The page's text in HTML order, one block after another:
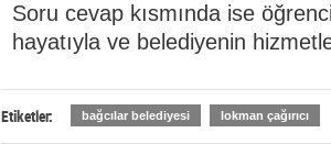
Soru cevap kısmında ise
hayatıyla ve belediyenin
Etiketler: bağcılar belediyesi lokman çağırıcı